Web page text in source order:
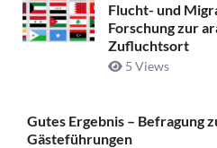
Flucht- und
Forschung zur
Zufluchtsort
5 Views
Gutes Ergebnis – Befragung
Gästeführungen